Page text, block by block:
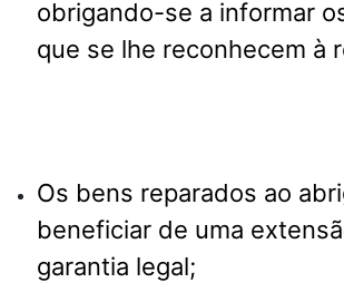
obrigando-se a informar
que se lhe reconhecem à
Os bens reparados ao
beneficiar de uma
garantia legal;